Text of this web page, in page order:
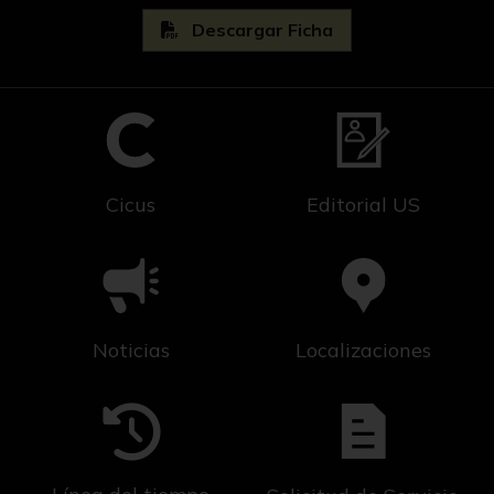
Descargar Ficha
Cicus Editorial US
Noticias Localizaciones